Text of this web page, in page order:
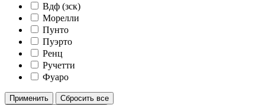
Вдф (зск)
Морелли
Пунто
Пуэрто
Ренц
Ручетти
Фуаро
Применить
Сбросить все